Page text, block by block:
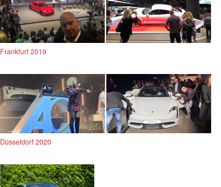
Frankfurt 2019
Düsseldorf 2020